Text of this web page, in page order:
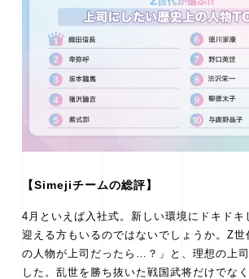
【Simejiチームの総評】
4月といえば入社式。新しい環境にドキドキ
迎える方もいるのではないでしょうか。Z世
の人物が上司だったら…？」と、理想の上
した。乱世を勝ち抜いた戦国武将だけでな